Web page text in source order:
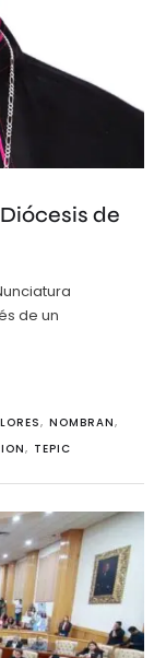
de
de un
, NOMBRAN,
, TEPIC